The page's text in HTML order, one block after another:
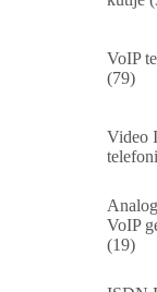
VoIP
(79)
Video
VoIP
(19)